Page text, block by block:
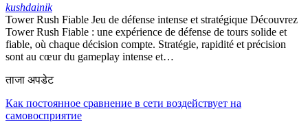
kushdainik
Tower Rush Fiable Jeu de défense intense et stratégique Découvrez
Tower Rush Fiable : une expérience de défense de tours solide et
fiable, où chaque décision compte. Stratégie, rapidité et précision
sont au cœur du gameplay intense et…
ताजा अपडेट
Как постоянное сравнение в сети воздействует на
самовосприятие